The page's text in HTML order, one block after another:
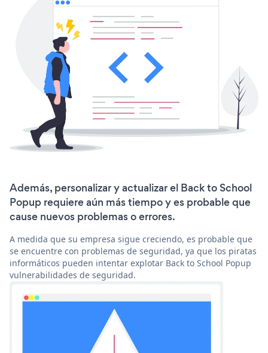
Además, personalizar y actualizar el Back to School
Popup requiere aún más tiempo y es probable que
cause nuevos problemas o errores.
A medida que su empresa sigue creciendo, es probable que
se encuentre con problemas de seguridad, ya que los piratas
informáticos pueden intentar explotar Back to School Popup
vulnerabilidades de seguridad.